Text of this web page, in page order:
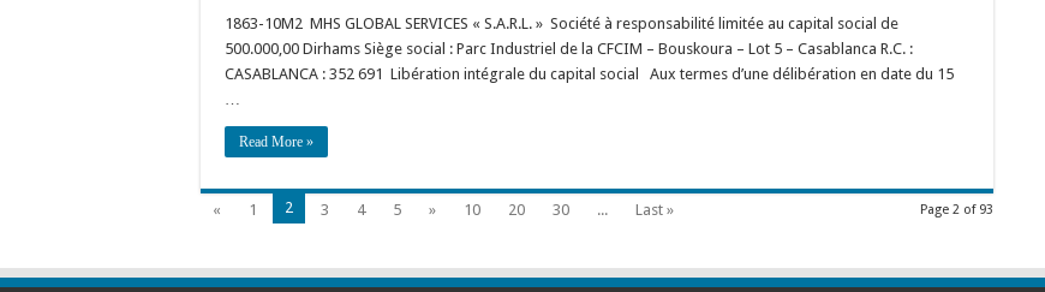
1863-10M2 MHS GLOBAL SERVICES « S.A.R.L. » Société à responsabilité limitée au capital social de
500.000,00 Dirhams Siège social : Parc Industriel de la CFCIM – Bouskoura – Lot 5 – Casablanca R.C. :
CASABLANCA : 352 691 Libération intégrale du capital social Aux termes d’une délibération en date du 15
…
Read More »
Page 2 of 93
« 1 2 3 4 5 » 10 20 30 ... Last »